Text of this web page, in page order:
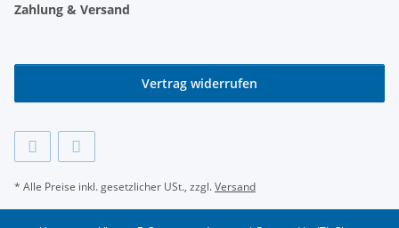
Zahlung & Versand
Vertrag widerrufen
* Alle Preise inkl. gesetzlicher USt., zzgl.Versand